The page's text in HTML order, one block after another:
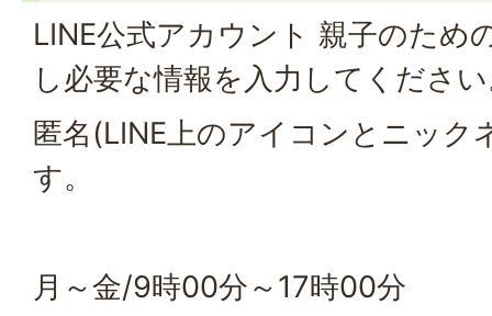
LINE公式アカウント 親子のため
し必要な情報を入力してくださ
匿名(LINE上のアイコンとニック
す。
月～金/9時00分～17時00分